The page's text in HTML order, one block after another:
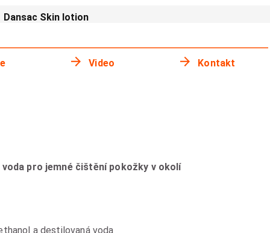
Dansac Skin lotion
Video Kontakt
pro jemné čištění pokožky v okolí
a destilovaná voda